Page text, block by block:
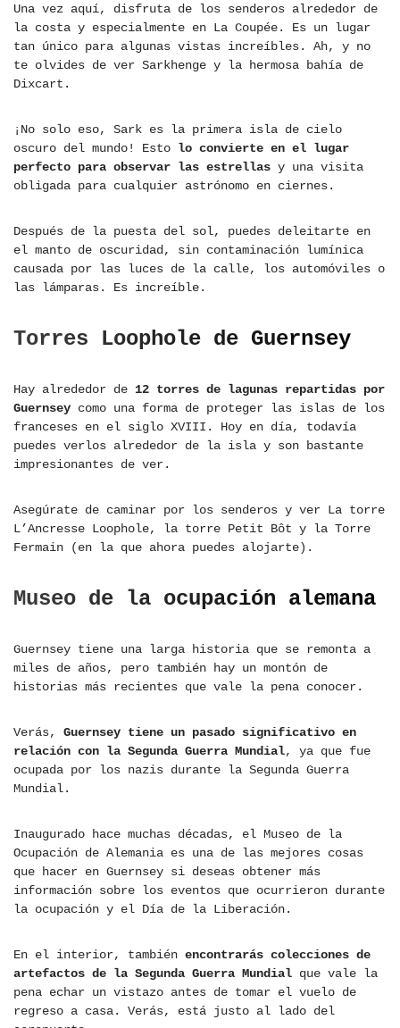
Una vez aquí, disfruta de los senderos alrededor de
la costa y especialmente en La Coupée. Es un lugar
tan único para algunas vistas increíbles. Ah, y no
te olvides de ver Sarkhenge y la hermosa bahía de
Dixcart.
¡No solo eso, Sark es la primera isla de cielo
oscuro del mundo! Esto lo convierte en el lugar
perfecto para observar las estrellas y una visita
obligada para cualquier astrónomo en ciernes.
Después de la puesta del sol, puedes deleitarte en
el manto de oscuridad, sin contaminación lumínica
causada por las luces de la calle, los automóviles o
las lámparas. Es increíble.
Torres Loophole de Guernsey
Hay alrededor de 12 torres de lagunas repartidas por
Guernsey como una forma de proteger las islas de los
franceses en el siglo XVIII. Hoy en día, todavía
puedes verlos alrededor de la isla y son bastante
impresionantes de ver.
Asegúrate de caminar por los senderos y ver La torre
L’Ancresse Loophole, la torre Petit Bôt y la Torre
Fermain (en la que ahora puedes alojarte).
Museo de la ocupación alemana
Guernsey tiene una larga historia que se remonta a
miles de años, pero también hay un montón de
historias más recientes que vale la pena conocer.
Verás, Guernsey tiene un pasado significativo en
relación con la Segunda Guerra Mundial, ya que fue
ocupada por los nazis durante la Segunda Guerra
Mundial.
Inaugurado hace muchas décadas, el Museo de la
Ocupación de Alemania es una de las mejores cosas
que hacer en Guernsey si deseas obtener más
información sobre los eventos que ocurrieron durante
la ocupación y el Día de la Liberación.
En el interior, también encontrarás colecciones de
artefactos de la Segunda Guerra Mundial que vale la
pena echar un vistazo antes de tomar el vuelo de
regreso a casa. Verás, está justo al lado del